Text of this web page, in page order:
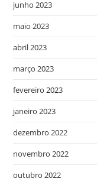
junho 2023
maio 2023
abril 2023
março 2023
fevereiro 2023
janeiro 2023
dezembro 2022
novembro 2022
outubro 2022